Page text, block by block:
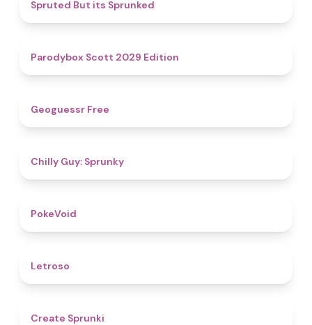
Spruted But its Sprunked
Parodybox Scott 2029 Edition
Geoguessr Free
Chilly Guy: Sprunky
PokeVoid​
Letroso
Create Sprunki​